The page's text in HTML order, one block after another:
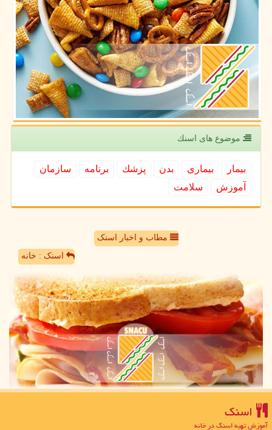
موضوع های اسنك
بیمار بیماری بدن پزشك برنامه
سازمان
آموزش
سلامت
مطاب و اخبار اسنک
اسنک : خانه
اسنك
آموزش تهیه اسنک در خانه